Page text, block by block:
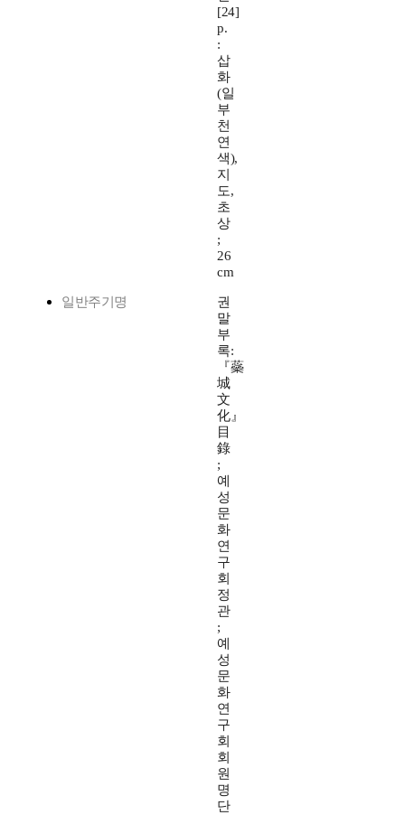
[24]
p.
:
삽
화
(일
부
천
연
색),
지
도,
초
상
;
26
cm
일반주기명
권
말
부
록:
『蘂
城
文
化』
目
錄
;
예
성
문
화
연
구
회
정
관
;
예
성
문
화
연
구
회
회
원
명
단